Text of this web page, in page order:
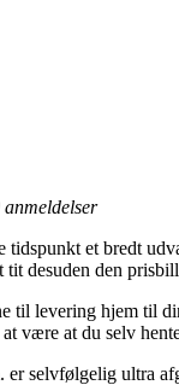
anmeldelser
et bredt
desuden den
til levering hjem til
være at du selv
selvfølgelig ultra